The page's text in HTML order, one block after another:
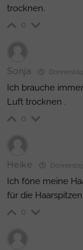
trocknen.
0
Sonja
Ich brauche
Luft trocknen .
0
Heike
Ich föne meine
für die
0